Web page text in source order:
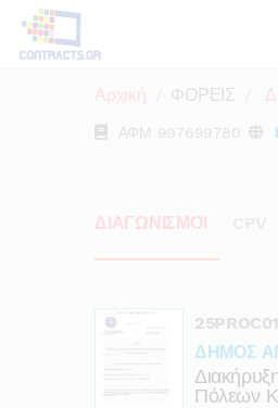
Αρχική ΦΟΡΕΙΣ
ΑΦΜ 997699780
ΔΙΑΓΩΝΙΣΜΟΙ
ΔΗΜΟΣ
Πόλεων